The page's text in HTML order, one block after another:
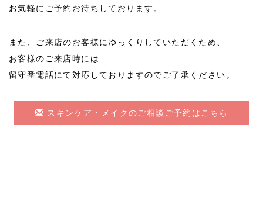
2021/10
お気軽にご予約お待ちしております。
また、ご来店のお客様にゆっくりしていただくため、
お客様のご来店時には
留守番電話にて対応しておりますのでご了承ください。
スキンケア・メイクのご相談ご予約はこちら